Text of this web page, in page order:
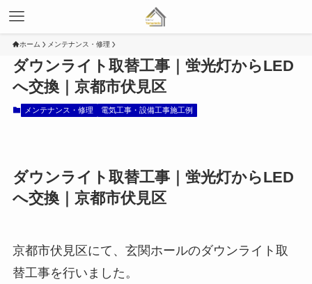
ホーム メンテナンス・修理
ダウンライト取替工事｜蛍光灯からLED
へ交換｜京都市伏見区
メンテナンス・修理 電気工事・設備工事施工例
ダウンライト取替工事｜蛍光灯からLED
へ交換｜京都市伏見区
京都市伏見区にて、玄関ホールのダウンライト取
替工事を行いました。